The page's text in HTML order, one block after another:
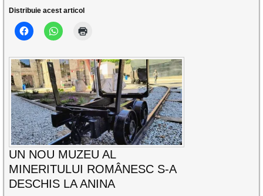
Distribuie acest articol
UN NOU MUZEU AL
MINERITULUI ROMÂNESC S-A
DESCHIS LA ANINA